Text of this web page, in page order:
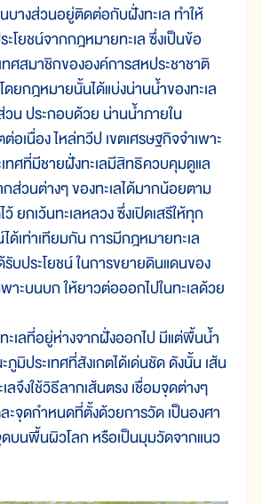
งส่วนอยู่ติดต่อกับฝั่งทะเล ทำให้
ะโยชน์จากกฎหมายทะเล ซึ่งเป็นข้อ
ทศสมาชิกขององค์การสหประชาชาติ
ยกฎหมายนั้นได้แบ่งน่านน้ำของทะเล
น ประกอบด้วย น่านน้ำภายใน
อเนื่อง ไหล่ทวีป เขตเศรษฐกิจจำเพาะ
เทศที่มีชายฝั่งทะเลมีสิทธิควบคุมดูแล
กส่วนต่างๆ ของทะเลได้มากน้อยตาม
ยกเว้นทะเลหลวง ซึ่งเปิดเสรีให้ทุก
ได้เท่าเทียมกัน การมีกฎหมายทะเล
รับประโยชน์ ในการขยายดินแดนของ
พาะบนบก ให้ยาวต่อออกไปในทะเลด้วย
ลที่อยู่ห่างจากฝั่งออกไป มีแต่พื้นน้ำ
ภูมิประเทศที่สังเกตได้เด่นชัด ดังนั้น เส้น
ลจึงใช้วิธีลากเส้นตรง เชื่อมจุดต่างๆ
ะจุดกำหนดที่ตั้งด้วยการวัด เป็นองศา
บนพื้นผิวโลก หรือเป็นมุมวัดจากแนว